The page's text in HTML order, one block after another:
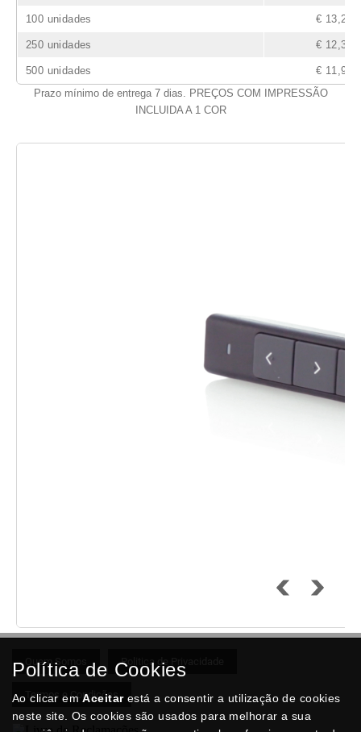
100 unidades € 13,20
250 unidades € 12,39
500 unidades
€ 11,93
Prazo mínimo de entrega 7 dias. PREÇOS COM IMPRESSÃO
INCLUIDA A 1 COR
Quem Somos Politica de Privacidade
Termos e Condições
Política de Cookies
Ao clicar emAceitarestá a consentir a utilização de cookies
neste site. Os cookies são usados para melhorar a sua